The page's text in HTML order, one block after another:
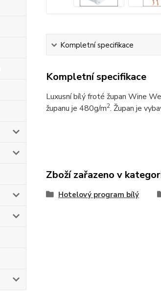
Kompletní specifikace
Kompletní specifikace
Luxusní bílý froté župan Wine
županu je 480g/m2. Župan je
Zboží zařazeno v
Hotelový program bílý